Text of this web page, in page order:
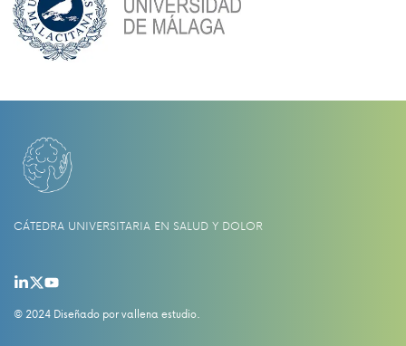
CÁTEDRA UNIVERSITARIA EN SALUD Y DOLOR
© 2024 Diseñado porvallena estudio.